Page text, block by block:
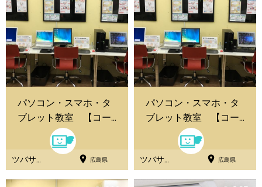
パソコン・スマホ・タ
ブレット教室 【コー
スレッスン】
ツバサパ
ソコン教
室
 広島県
パソコン・スマホ・タ
ブレット教室 【コー
スレッスン】
ツバサパ
ソコン教
室
 広島県